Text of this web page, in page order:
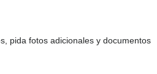
pida fotos adicionales y documentos